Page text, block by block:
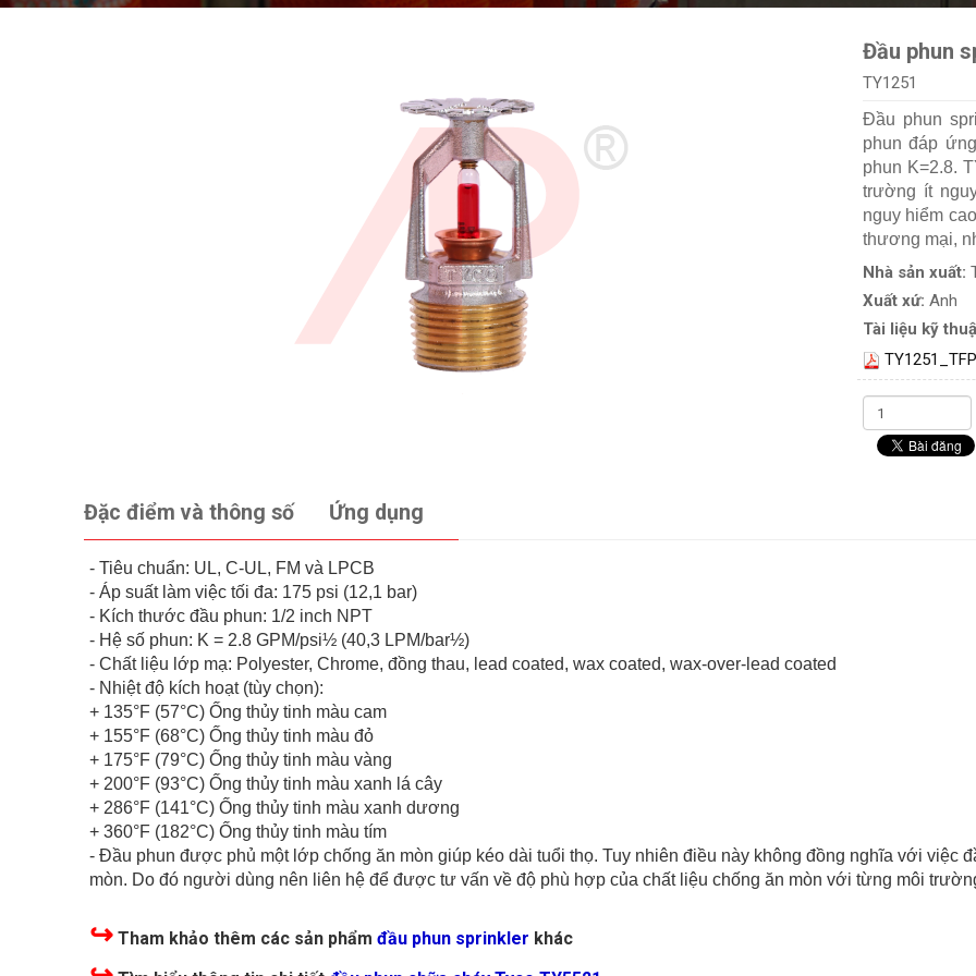
Đầu phun
TY1251
Đầu phun
phun đáp
phun K=2.8.
trường ít
nguy hiểm
thương mại,
Nhà sản xuất:
Xuất xứ: Anh
Tài liệu kỹ
Đặc điểm và thông số Ứng dụng
- Tiêu chuẩn: UL, C-UL, FM và LPCB
- Áp suất làm việc tối đa: 175 psi (12,1 bar)
- Kích thước đầu phun: 1/2 inch NPT
- Hệ số phun: K = 2.8 GPM/psi½ (40,3 LPM/bar½)
- Chất liệu lớp mạ: Polyester, Chrome, đồng thau, lead coated, wax coated, wax-over-lead coated
- Nhiệt độ kích hoạt (tùy chọn):
+ 135°F (57°C) Ống thủy tinh màu cam
+ 155°F (68°C) Ống thủy tinh màu đỏ
+ 175°F (79°C) Ống thủy tinh màu vàng
+ 200°F (93°C) Ống thủy tinh màu xanh lá cây
+ 286°F (141°C) Ống thủy tinh màu xanh dương
+ 360°F (182°C) Ống thủy tinh màu tím
- Đầu phun được phủ một lớp chống ăn mòn giúp kéo dài tuổi thọ. Tuy nhiên điều này không đồng nghĩa với việc
mòn. Do đó người dùng nên liên hệ để được tư vấn về độ phù hợp của chất liệu chống ăn mòn với từng môi
↪ Tham khảo thêm các sản phẩm đầu phun sprinkler khác